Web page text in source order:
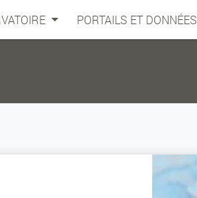
PORTAILS ET DONNÉES